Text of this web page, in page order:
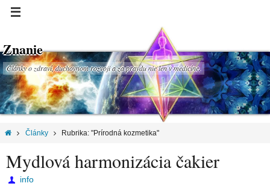
Znanie
Články o zdraví, duchovnom rozvoji a za pravdu nie len v medicíne.
Články Rubrika: "Prírodná kozmetika"
Mydlová harmonizácia čakier
info